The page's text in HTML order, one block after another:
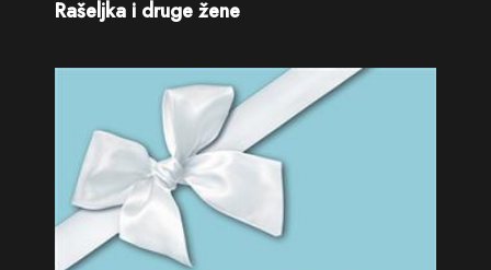
Rašeljka i druge žene